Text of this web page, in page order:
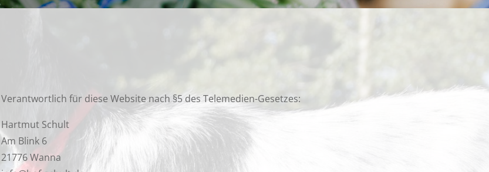
Verantwortlich für diese Website nach §5 des Telemedien-Gesetzes:
Hartmut Schult
Am Blink 6
21776 Wanna